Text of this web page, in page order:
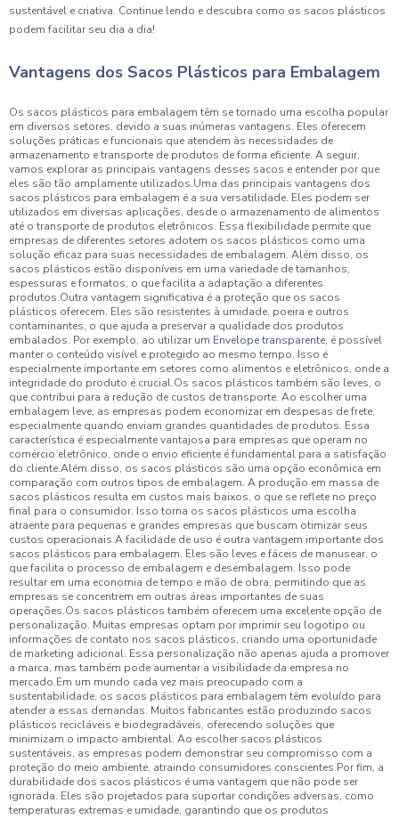
sustentável e criativa. Continue lendo e descubra como os sacos plásticos
podem facilitar seu dia a dia!
Vantagens dos Sacos Plásticos para Embalagem
Os sacos plásticos para embalagem têm se tornado uma escolha popular
em diversos setores, devido a suas inúmeras vantagens. Eles oferecem
soluções práticas e funcionais que atendem às necessidades de
armazenamento e transporte de produtos de forma eficiente. A seguir,
vamos explorar as principais vantagens desses sacos e entender por que
eles são tão amplamente utilizados.Uma das principais vantagens dos
sacos plásticos para embalagem é a sua versatilidade. Eles podem ser
utilizados em diversas aplicações, desde o armazenamento de alimentos
até o transporte de produtos eletrônicos. Essa flexibilidade permite que
empresas de diferentes setores adotem os sacos plásticos como uma
solução eficaz para suas necessidades de embalagem. Além disso, os
sacos plásticos estão disponíveis em uma variedade de tamanhos,
espessuras e formatos, o que facilita a adaptação a diferentes
produtos.Outra vantagem significativa é a proteção que os sacos
plásticos oferecem. Eles são resistentes à umidade, poeira e outros
contaminantes, o que ajuda a preservar a qualidade dos produtos
embalados. Por exemplo, ao utilizar um Envelope transparente, é possível
manter o conteúdo visível e protegido ao mesmo tempo. Isso é
especialmente importante em setores como alimentos e eletrônicos, onde a
integridade do produto é crucial.Os sacos plásticos também são leves, o
que contribui para a redução de custos de transporte. Ao escolher uma
embalagem leve, as empresas podem economizar em despesas de frete,
especialmente quando enviam grandes quantidades de produtos. Essa
característica é especialmente vantajosa para empresas que operam no
comércio eletrônico, onde o envio eficiente é fundamental para a satisfação
do cliente.Além disso, os sacos plásticos são uma opção econômica em
comparação com outros tipos de embalagem. A produção em massa de
sacos plásticos resulta em custos mais baixos, o que se reflete no preço
final para o consumidor. Isso torna os sacos plásticos uma escolha
atraente para pequenas e grandes empresas que buscam otimizar seus
custos operacionais.A facilidade de uso é outra vantagem importante dos
sacos plásticos para embalagem. Eles são leves e fáceis de manusear, o
que facilita o processo de embalagem e desembalagem. Isso pode
resultar em uma economia de tempo e mão de obra, permitindo que as
empresas se concentrem em outras áreas importantes de suas
operações.Os sacos plásticos também oferecem uma excelente opção de
personalização. Muitas empresas optam por imprimir seu logotipo ou
informações de contato nos sacos plásticos, criando uma oportunidade
de marketing adicional. Essa personalização não apenas ajuda a promover
a marca, mas também pode aumentar a visibilidade da empresa no
mercado.Em um mundo cada vez mais preocupado com a
sustentabilidade, os sacos plásticos para embalagem têm evoluído para
atender a essas demandas. Muitos fabricantes estão produzindo sacos
plásticos recicláveis e biodegradáveis, oferecendo soluções que
minimizam o impacto ambiental. Ao escolher sacos plásticos
sustentáveis, as empresas podem demonstrar seu compromisso com a
proteção do meio ambiente, atraindo consumidores conscientes.Por fim, a
durabilidade dos sacos plásticos é uma vantagem que não pode ser
ignorada. Eles são projetados para suportar condições adversas, como
temperaturas extremas e umidade, garantindo que os produtos